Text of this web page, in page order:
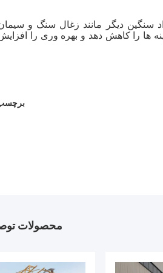
سنگین دیگر مانند زغال سنگ و
ها را کاهش دهد و بهره وری را
محصولات